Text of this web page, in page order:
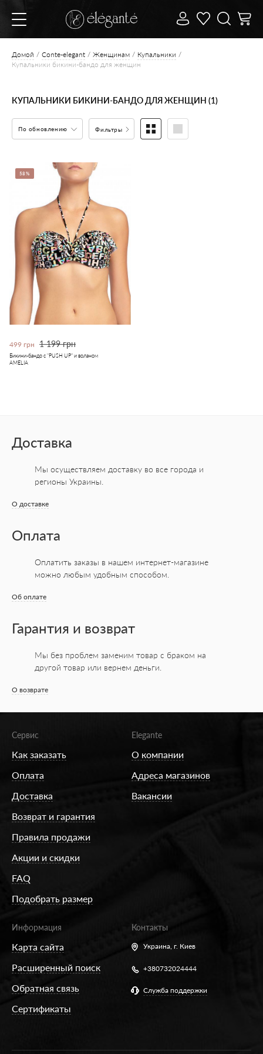
Домой Conte-elegant Женщинам
Купальники
Купальники бикини-бандо для женщин
КУПАЛЬНИКИ БИКИНИ-БАНДО ДЛЯ ЖЕНЩИН (1)
По обновлению Фильтры
58%
499 грн 1 199 грн
Бикини-бандо с "PUSH UP" и воланом
AMELIA
Доставка
Мы осуществляем доставку во все города и
регионы Украины.
О доставке
Оплата
Оплатить заказы в нашем интернет-магазине
можно любым удобным способом.
Об оплате
Гарантия и возврат
Мы без проблем заменим товар с браком на
другой товар или вернем деньги.
О возврате
Сервис
Как заказать
Оплата
Доставка
Возврат и гарантия
Правила продажи
Акции и скидки
FAQ
Подобрать размер
Elegante
О компании
Адреса магазинов
Вакансии
Информация
Карта сайта
Расширенный поиск
Обратная связь
Сертификаты
Контакты
Украина, г. Киев
+380732024444
Служба поддержки